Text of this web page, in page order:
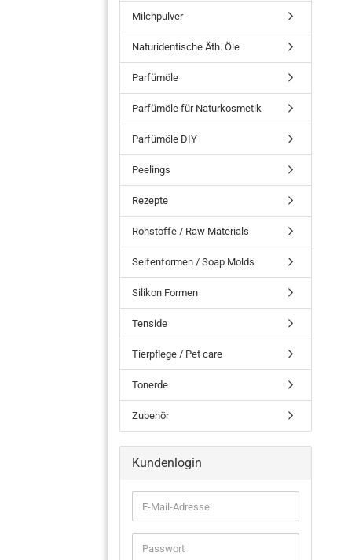
Milchpulver
Naturidentische Äth. Öle
Parfümöle
Parfümöle für Naturkosmetik
Parfümöle DIY
Peelings
Rezepte
Rohstoffe / Raw Materials
Seifenformen / Soap Molds
Silikon Formen
Tenside
Tierpflege / Pet care
Tonerde
Zubehör
Kundenlogin